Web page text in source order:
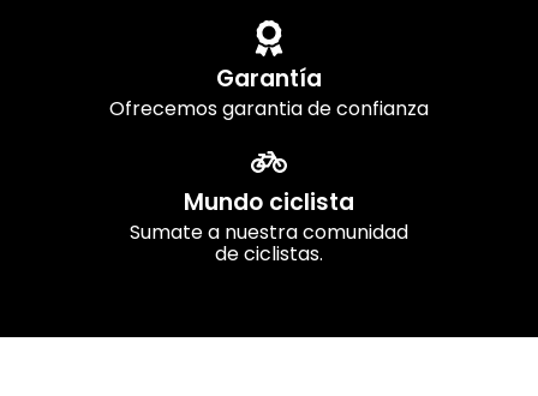
Garantía
Ofrecemos garantia de confianza
Mundo ciclista
Sumate a nuestra comunidad
de ciclistas.